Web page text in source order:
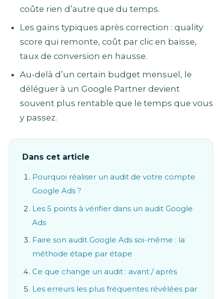
coûte rien d’autre que du temps.
Les gains typiques après correction : quality
score qui remonte, coût par clic en baisse,
taux de conversion en hausse.
Au-delà d’un certain budget mensuel, le
déléguer à un Google Partner devient
souvent plus rentable que le temps que vous
y passez.
Dans cet article
Pourquoi réaliser un audit de votre compte
Google Ads ?
Les 5 points à vérifier dans un audit Google
Ads
Faire son audit Google Ads soi-même : la
méthode étape par étape
Ce que change un audit : avant / après
Les erreurs les plus fréquentes révélées par